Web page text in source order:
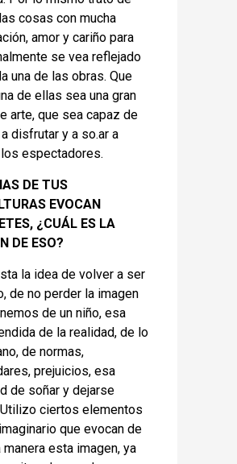
cosas con mucha
amor y cariño para
se vea reflejado
una de las obras. Que
de ellas sea una gran
arte, que sea capaz de
disfrutar y a so.ar a
espectadores.
DE TUS
EVOCAN
¿CUÁL ES LA
DE ESO?
la idea de volver a ser
de no perder la imagen
de un niño, esa
de la realidad, de lo
de normas,
prejuicios, esa
de soñar y dejarse
ciertos elementos
que evocan de
manera esta imagen, ya